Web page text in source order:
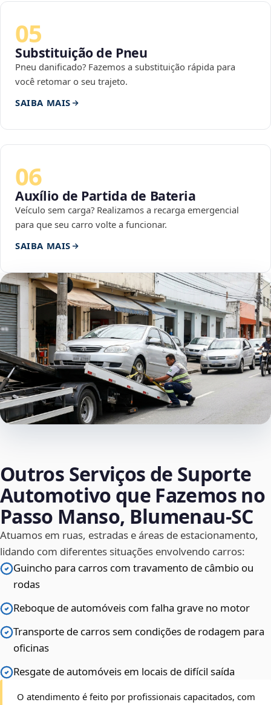
05
Substituição de Pneu
Pneu danificado? Fazemos a substituição rápida para
você retomar o seu trajeto.
SAIBA MAIS
06
Auxílio de Partida de Bateria
Veículo sem carga? Realizamos a recarga emergencial
para que seu carro volte a funcionar.
SAIBA MAIS
Outros Serviços de Suporte
Automotivo que Fazemos no
Passo Manso, Blumenau‑SC
Atuamos em ruas, estradas e áreas de estacionamento,
lidando com diferentes situações envolvendo carros:
Guincho para carros com travamento de câmbio ou
rodas
Reboque de automóveis com falha grave no motor
Transporte de carros sem condições de rodagem para
oficinas
Resgate de automóveis em locais de difícil saída
O atendimento é feito por profissionais capacitados, com